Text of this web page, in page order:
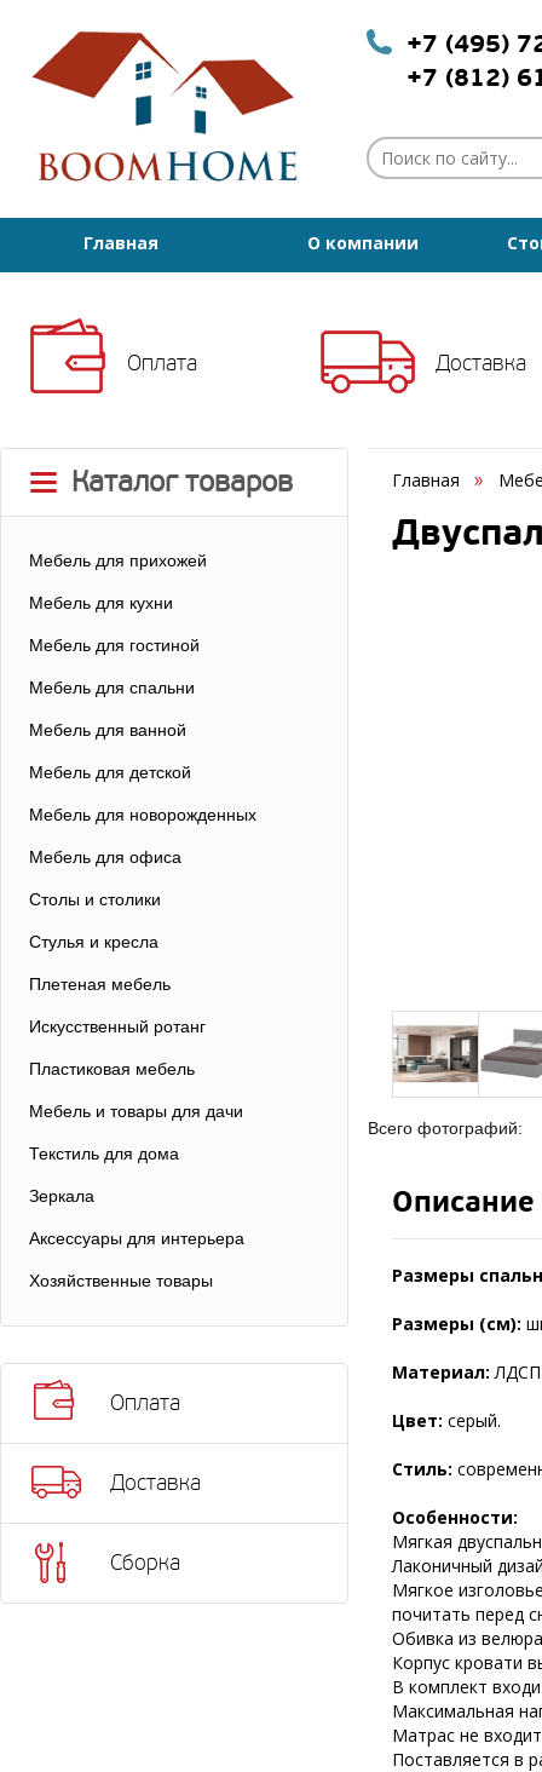
+7 (495)
+7 (812)
Главная О компании
Оплата Доставка
Каталог товаров
Мебель для прихожей
Мебель для кухни
Мебель для гостиной
Мебель для спальни
Мебель для ванной
Мебель для детской
Мебель для новорожденных
Мебель для офиса
Столы и столики
Стулья и кресла
Плетеная мебель
Искусственный ротанг
Пластиковая мебель
Мебель и товары для дачи
Текстиль для дома
Зеркала
Аксессуары для интерьера
Хозяйственные товары
Оплата
Доставка
Сборка
Главная
Всего фотографий:
Описание
Размеры
Размеры (см):
Материал:
Цвет: серый.
Стиль:
Особенности:
Мягкая
Лаконичный
Мягкое
почитать перед
Обивка из
Корпус кровати
В комплект
Максимальная
Матрас не
Поставляется в